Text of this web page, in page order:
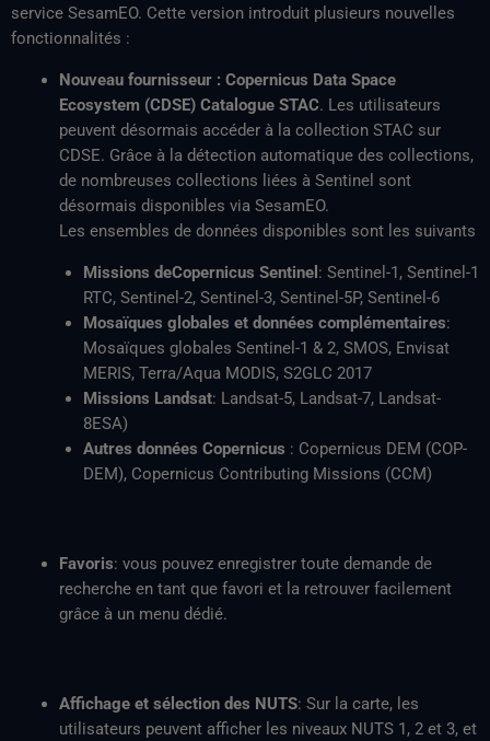
service SesamEO. Cette version introduit plusieurs nouvelles
fonctionnalités :
Nouveau fournisseur : Copernicus Data Space
Ecosystem (CDSE) Catalogue STAC. Les utilisateurs
peuvent désormais accéder à la collection STAC sur
CDSE. Grâce à la détection automatique des collections,
de nombreuses collections liées à Sentinel sont
désormais disponibles via SesamEO.
Les ensembles de données disponibles sont les suivants
Missions deCopernicus Sentinel : Sentinel-1, Sentinel-1
RTC, Sentinel-2, Sentinel-3, Sentinel-5P, Sentinel-6
Mosaïques globales et données complémentaires:
Mosaïques globales Sentinel-1 & 2, SMOS, Envisat
MERIS, Terra/Aqua MODIS, S2GLC 2017
Missions Landsat: Landsat-5, Landsat-7, Landsat-
8ESA)
Autres données Copernicus : Copernicus DEM (COP-
DEM), Copernicus Contributing Missions (CCM)
Favoris: vous pouvez enregistrer toute demande de
recherche en tant que favori et la retrouver facilement
grâce à un menu dédié.
Affichage et sélection des NUTS: Sur la carte, les
utilisateurs peuvent afficher les niveaux NUTS 1, 2 et 3, et